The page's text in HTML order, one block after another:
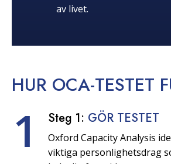
av livet.
HUR OCA-TESTET
1 Steg 1: GÖR TESTET
Oxford Capacity Analysis
viktiga personlighetsdrag